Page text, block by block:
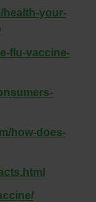
health-your-
flu-vaccine-
how-does-